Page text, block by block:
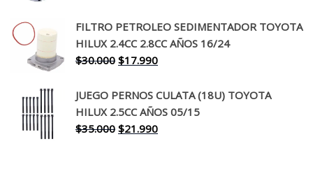
original
era:
$260.000.
actual
es:
FILTRO PETROLEO SEDIMENTADOR TOYOTA
HILUX 2.4CC 2.8CC AÑOS 16/24
$30.000 El
original
era:
$30.000.
$17.990El
actual
es:
$17.990.
JUEGO PERNOS CULATA (18U) TOYOTA
HILUX 2.5CC AÑOS 05/15
$35.000 El
$21.990El